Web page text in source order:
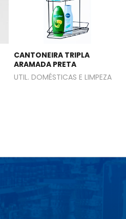
CANTONEIRA TRIPLA
ARAMADA PRETA
UTIL. DOMÉSTICAS E LIMPEZA